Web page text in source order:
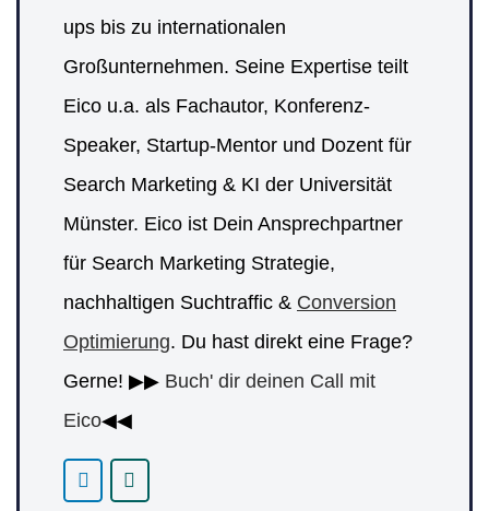
ups bis zu internationalen
Großunternehmen. Seine Expertise teilt
Eico u.a. als Fachautor, Konferenz-
Speaker, Startup-Mentor und Dozent für
Search Marketing & KI der Universität
Münster. Eico ist Dein Ansprechpartner
für Search Marketing Strategie,
nachhaltigen Suchtraffic & Conversion
Optimierung. Du hast direkt eine Frage?
Gerne! ▶▶ Buch' dir deinen Call mit
Eico◀◀